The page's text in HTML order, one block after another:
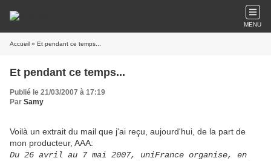
MENU
Accueil » Et pendant ce temps...
Et pendant ce temps...
Publié le 21/03/2007 à 17:19
Par Samy
Voilà un extrait du mail que j'ai reçu, aujourd'hui, de la part de
mon producteur, AAA:
Du 26 avril au 7 mai 2007, uniFrance organise, en